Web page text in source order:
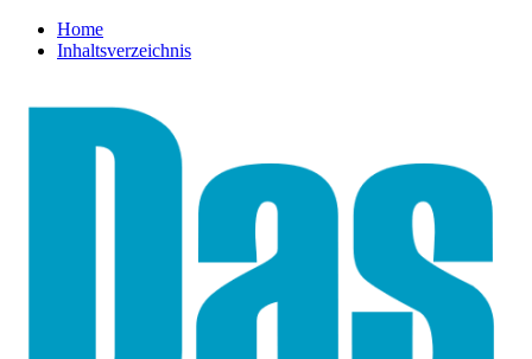
Home
Inhaltsverzeichnis